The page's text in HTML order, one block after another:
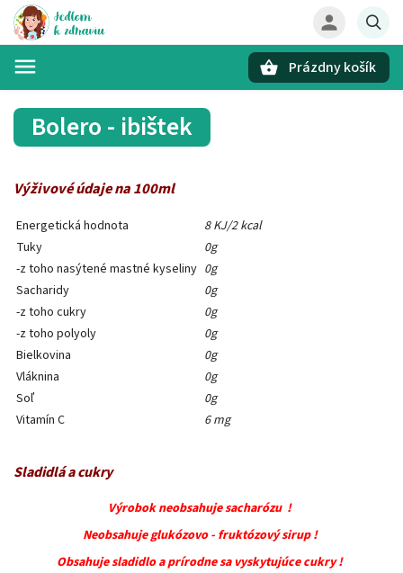
Prázdny košík
Bolero - ibištek
Výživové údaje na 100ml
Energetická hodnota
8 KJ/2 kcal
Tuky
0g
-z toho nasýtené mastné kyseliny 0g
Sacharidy
0g
-z toho cukry
0g
-z toho polyoly
0g
Bielkovina
0g
Vláknina
0g
Soľ
0g
Vitamín C
6 mg
Sladidlá a cukry
Výrobok neobsahuje sacharózu !
Neobsahuje glukózovo - fruktózový sirup !
Obsahuje sladidlo a prírodne sa vyskytujúce cukry !